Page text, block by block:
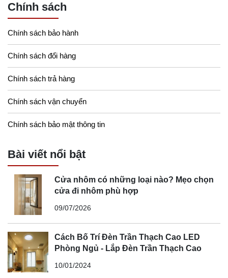
Chính sách
Chính sách bảo hành
Chính sách đổi hàng
Chính sách trả hàng
Chính sách vận chuyển
Chính sách bảo mật thông tin
Bài viết nổi bật
Cửa nhôm có những loại nào? Mẹo chọn
cửa đi nhôm phù hợp
09/07/2026
Cách Bố Trí Đèn Trần Thạch Cao LED
Phòng Ngủ - Lắp Đèn Trần Thạch Cao
10/01/2024